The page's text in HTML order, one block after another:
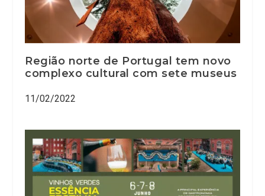
Região norte de Portugal tem novo
complexo cultural com sete museus
11/02/2022